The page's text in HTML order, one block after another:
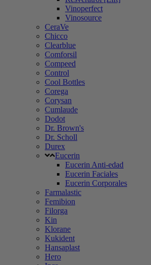
Vinoperfect
Vinosource
CeraVe
Chicco
Clearblue
Comforsil
Compeed
Control
Cool Bottles
Corega
Corysan
Cumlaude
Dodot
Dr. Brown's
Dr. Scholl
Durex
Eucerin
Eucerin Anti-edad
Eucerin Faciales
Eucerin Corporales
Farmalastic
Femibion
Filorga
Kin
Klorane
Kukident
Hansaplast
Hero